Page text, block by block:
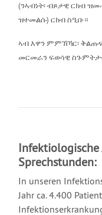
(ንኣብነት፡ ብጾታዊ ርክብ
ዝተመልሱ) ርክብ ስዒቡ።
ኣብ እዋን ምምኽኻር፡
መርመራን ፍወሳዊ
Sprechstunden:
In unseren
Jahr ca. 4.400